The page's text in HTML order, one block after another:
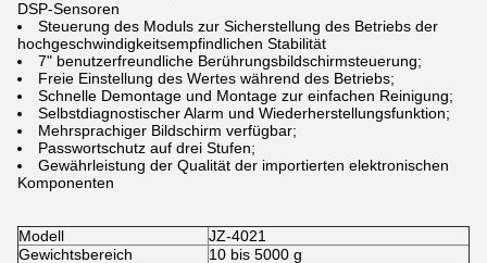
DSP-Sensoren
Steuerung des Moduls zur Sicherstellung des Betriebs der
hochgeschwindigkeitsempfindlichen Stabilität
7" benutzerfreundliche Berührungsbildschirmsteuerung;
Freie Einstellung des Wertes während des Betriebs;
Schnelle Demontage und Montage zur einfachen Reinigung;
Selbstdiagnostischer Alarm und Wiederherstellungsfunktion;
Mehrsprachiger Bildschirm verfügbar;
Passwortschutz auf drei Stufen;
Gewährleistung der Qualität der importierten elektronischen
Komponenten
Modell
JZ-4021
Gewichtsbereich
10 bis 5000 g